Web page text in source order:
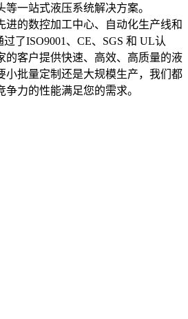
一站式液压系统解决方案。
进的数控加工中心、自动化生产线和
了ISO9001、CE、SGS 和 UL认
的客户提供快速、高效、高质量的液
小批量定制还是大规模生产，我们都
力的性能满足您的需求。